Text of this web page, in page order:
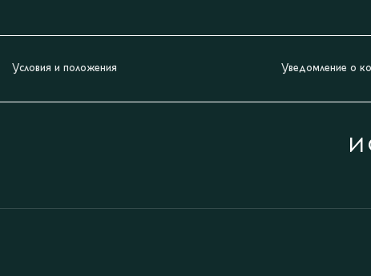
Условия и положения Уведомление о